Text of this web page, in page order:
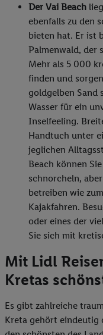
Der Vai Beach
ebenfalls zu den
bieten hat. Er ist
Palmenwald, der
Mehr als 5 000
finden und
goldgelben Sand
Wasser für ein
Inselfeeling.
Handtuch unter
jeglichen
Beach können
schnorcheln,
betreiben wie
Kajakfahren.
oder eines der
Sie sich mit
Mit Lidl
Kretas
Es gibt zahlreiche
Kreta gehört eindeutig